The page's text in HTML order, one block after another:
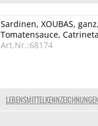
LEBENSMITTELKENNZEICHNUNGEN
Sardinen, XOUBAS,
Tomatensauce,
Art.Nr.:68174